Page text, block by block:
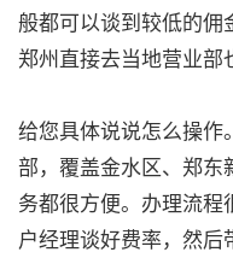
般都可以谈到较低的佣
郑州直接去当地营业部
给您具体说说怎么操作
部，覆盖金水区、郑东
务都很方便。办理流程
户经理谈好费率，然后